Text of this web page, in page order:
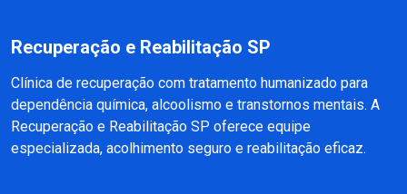
Recuperação e Reabilitação SP
Clínica de recuperação com tratamento humanizado para
dependência química, alcoolismo e transtornos mentais. A
Recuperação e Reabilitação SP oferece equipe
especializada, acolhimento seguro e reabilitação eficaz.